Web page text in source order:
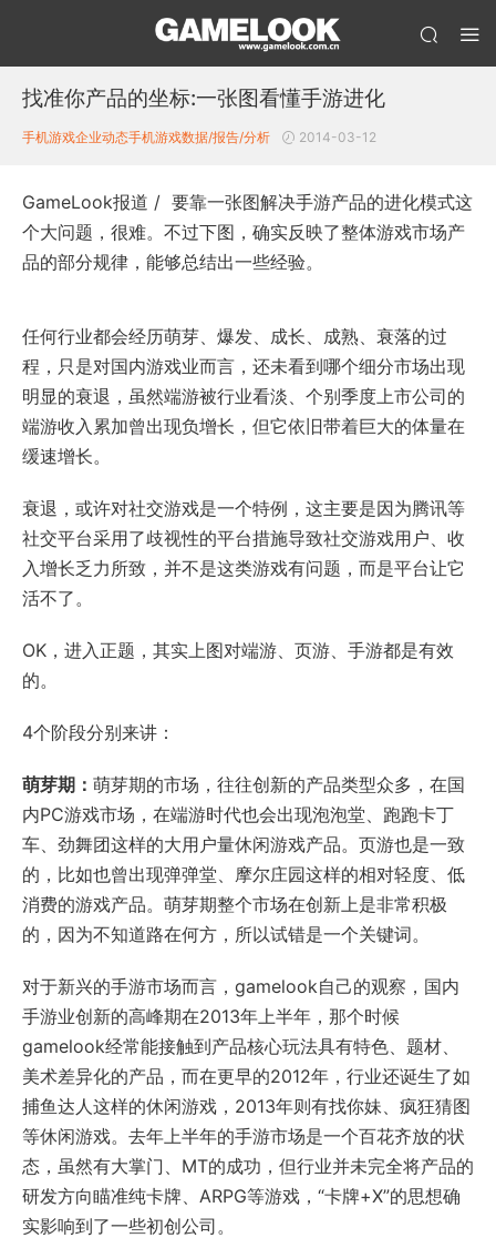
找准你产品的坐标:一张图看懂手游进化
手机游戏企业动态手机游戏数据/报告/分析 2014-03-12
GameLook报道 / 要靠一张图解决手游产品的进化模式这
个大问题，很难。不过下图，确实反映了整体游戏市场产
品的部分规律，能够总结出一些经验。
任何行业都会经历萌芽、爆发、成长、成熟、衰落的过
程，只是对国内游戏业而言，还未看到哪个细分市场出现
明显的衰退，虽然端游被行业看淡、个别季度上市公司的
端游收入累加曾出现负增长，但它依旧带着巨大的体量在
缓速增长。
衰退，或许对社交游戏是一个特例，这主要是因为腾讯等
社交平台采用了歧视性的平台措施导致社交游戏用户、收
入增长乏力所致，并不是这类游戏有问题，而是平台让它
活不了。
OK，进入正题，其实上图对端游、页游、手游都是有效
的。
4个阶段分别来讲：
萌芽期： 萌芽期的市场，往往创新的产品类型众多，在国
内PC游戏市场，在端游时代也会出现泡泡堂、跑跑卡丁
车、劲舞团这样的大用户量休闲游戏产品。页游也是一致
的，比如也曾出现弹弹堂、摩尔庄园这样的相对轻度、低
消费的游戏产品。萌芽期整个市场在创新上是非常积极
的，因为不知道路在何方，所以试错是一个关键词。
对于新兴的手游市场而言，gamelook自己的观察，国内
手游业创新的高峰期在2013年上半年，那个时候
gamelook经常能接触到产品核心玩法具有特色、题材、
美术差异化的产品，而在更早的2012年，行业还诞生了如
捕鱼达人这样的休闲游戏，2013年则有找你妹、疯狂猜图
等休闲游戏。去年上半年的手游市场是一个百花齐放的状
态，虽然有大掌门、MT的成功，但行业并未完全将产品的
研发方向瞄准纯卡牌、ARPG等游戏，“卡牌+X”的思想确
实影响到了一些初创公司。